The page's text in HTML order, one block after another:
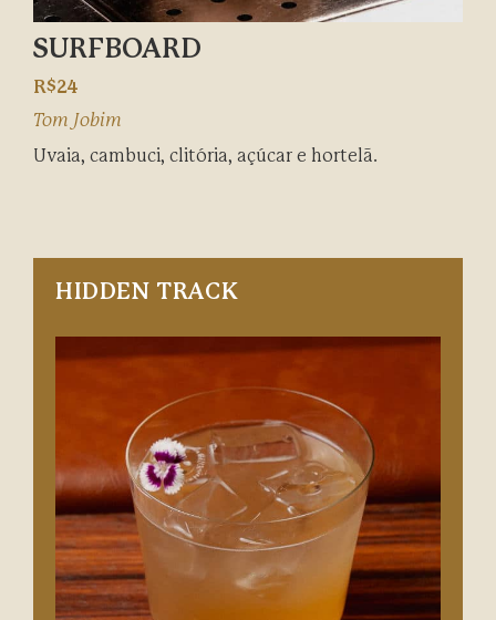
SURFBOARD
R$24
Tom Jobim
Uvaia, cambuci, clitória, açúcar e hortelã.
HIDDEN TRACK